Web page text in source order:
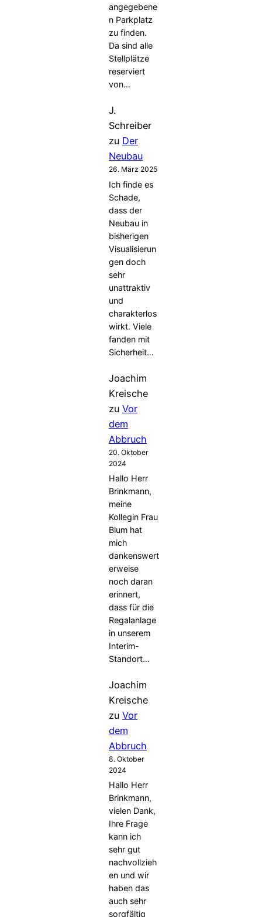
angegebene
n Parkplatz
zu finden.
Da sind alle
Stellplätze
reserviert
von…
J.
Schreiber
zu Der
Neubau
26. März 2025
Ich finde es
Schade,
dass der
Neubau in
bisherigen
Visualisierun
gen doch
sehr
unattraktiv
und
charakterlos
wirkt. Viele
fanden mit
Sicherheit…
Joachim
Kreische
zu Vor
dem
Abbruch
20. Oktober
2024
Hallo Herr
Brinkmann,
meine
Kollegin Frau
Blum hat
mich
dankenswert
erweise
noch daran
erinnert,
dass für die
Regalanlage
in unserem
Interim-
Standort…
Joachim
Kreische
zu Vor
dem
Abbruch
8. Oktober
2024
Hallo Herr
Brinkmann,
vielen Dank,
Ihre Frage
kann ich
sehr gut
nachvollzieh
en und wir
haben das
auch sehr
sorgfältig